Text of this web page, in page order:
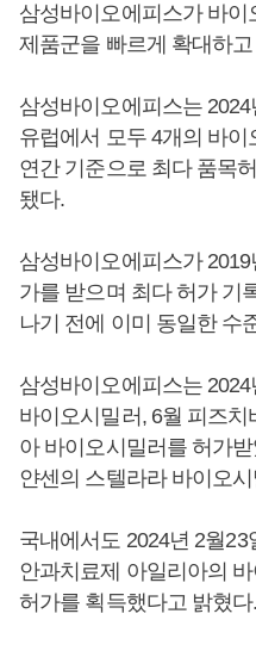
삼성바이오에피스가 바
제품군을 빠르게 확대하
삼성바이오에피스는
유럽에서 모두 4개의 바
연간 기준으로 최다 품목
됐다.
삼성바이오에피스가
가를 받으며 최다 허가 기
나기 전에 이미 동일한 수
삼성바이오에피스는
바이오시밀러, 6월 피즈치
아 바이오시밀러를 허가
얀센의 스텔라라 바이오
국내에서도 2024년 2월
안과치료제 아일리아의
허가를 획득했다고 밝혔다.